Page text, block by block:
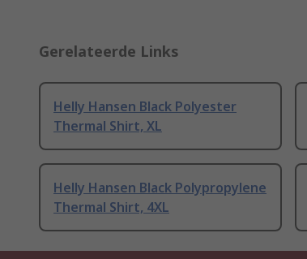
Gerelateerde Links
Helly Hansen Black Polyester
Thermal Shirt, XL
Helly Hansen Black Polypropylene
Thermal Shirt, 4XL